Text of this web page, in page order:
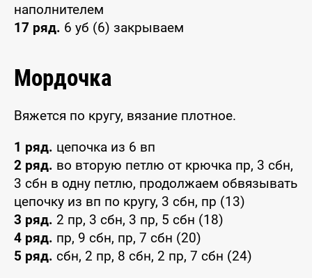
наполнителем
17 ряд. 6 уб (6) закрываем
Мордочка
Вяжется по кругу, вязание плотное.
1 ряд. цепочка из 6 вп
2 ряд. во вторую петлю от крючка пр, 3 сбн,
3 сбн в одну петлю, продолжаем обвязывать
цепочку из вп по кругу, 3 сбн, пр (13)
3 ряд. 2 пр, 3 сбн, 3 пр, 5 сбн (18)
4 ряд. пр, 9 сбн, пр, 7 сбн (20)
5 ряд. сбн, 2 пр, 8 сбн, 2 пр, 7 сбн (24)